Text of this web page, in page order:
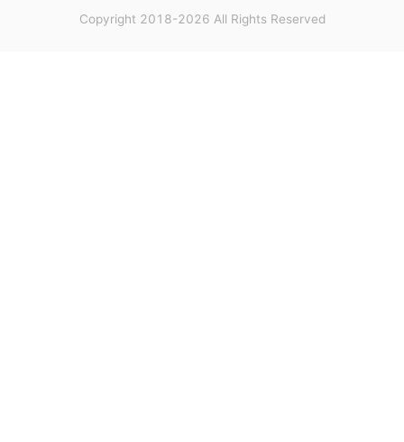
Copyright 2018-2026 All Rights Reserved